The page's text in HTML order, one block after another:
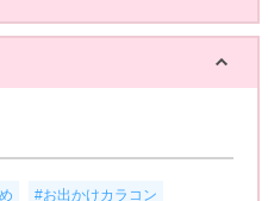
#お出かけカラコン